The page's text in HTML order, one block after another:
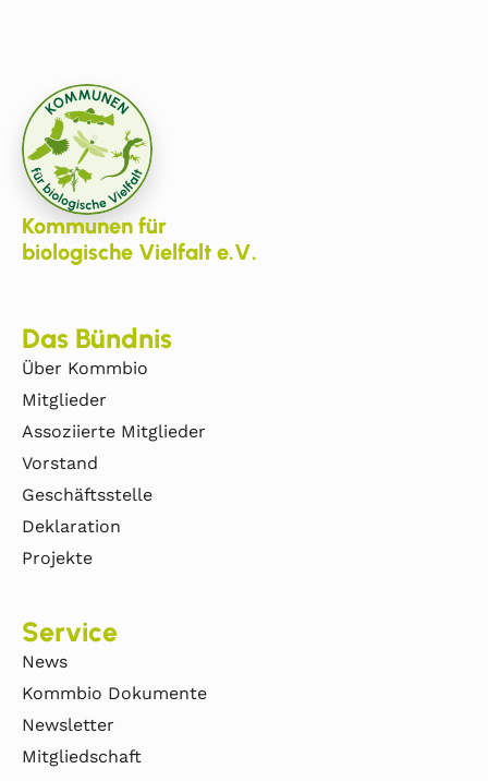
Kommunen für
biologische Vielfalt e.V.
Das Bündnis
Über Kommbio
Mitglieder
Assoziierte Mitglieder
Vorstand
Geschäftsstelle
Deklaration
Projekte
Service
News
Kommbio Dokumente
Newsletter
Mitgliedschaft